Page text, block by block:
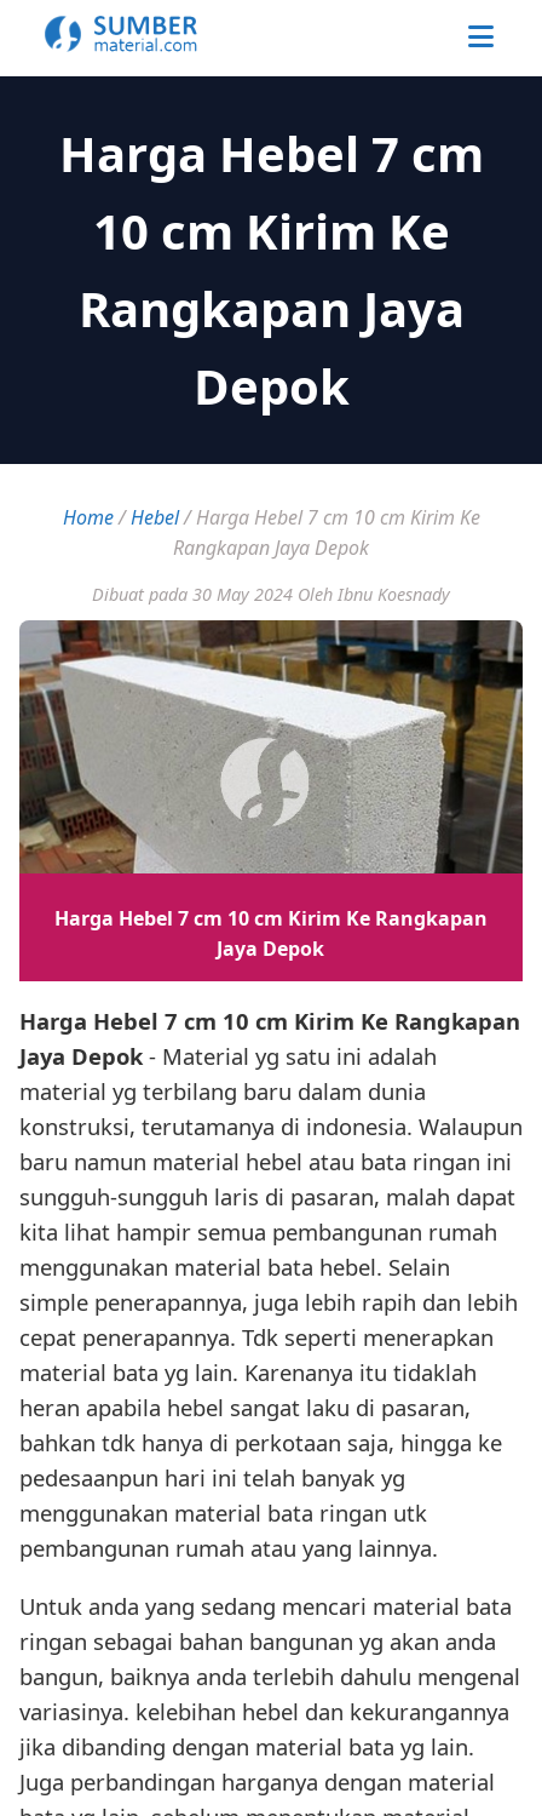
Harga Hebel 7 cm
10 cm Kirim Ke
Rangkapan Jaya
Depok
Home/Hebel/Harga Hebel 7 cm 10 cm Kirim Ke
Rangkapan Jaya Depok
Dibuat pada 30 May 2024 Oleh Ibnu Koesnady
Harga Hebel 7 cm 10 cm Kirim Ke Rangkapan
Jaya Depok
Harga Hebel 7 cm 10 cm Kirim Ke Rangkapan
Jaya Depok - Material yg satu ini adalah
material yg terbilang baru dalam dunia
konstruksi, terutamanya di indonesia. Walaupun
baru namun material hebel atau bata ringan ini
sungguh-sungguh laris di pasaran, malah dapat
kita lihat hampir semua pembangunan rumah
menggunakan material bata hebel. Selain
simple penerapannya, juga lebih rapih dan lebih
cepat penerapannya. Tdk seperti menerapkan
material bata yg lain. Karenanya itu tidaklah
heran apabila hebel sangat laku di pasaran,
bahkan tdk hanya di perkotaan saja, hingga ke
pedesaanpun hari ini telah banyak yg
menggunakan material bata ringan utk
pembangunan rumah atau yang lainnya.
Untuk anda yang sedang mencari material bata
ringan sebagai bahan bangunan yg akan anda
bangun, baiknya anda terlebih dahulu mengenal
variasinya. kelebihan hebel dan kekurangannya
jika dibanding dengan material bata yg lain.
Juga perbandingan harganya dengan material